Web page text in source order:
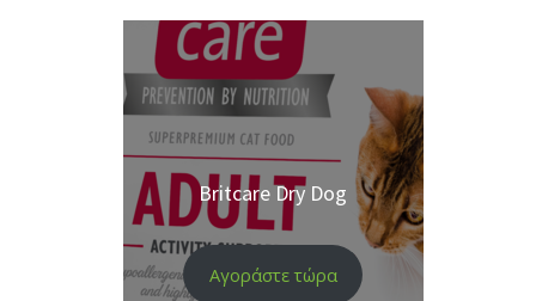
Britcare Dry Dog
Αγοράστε τώρα